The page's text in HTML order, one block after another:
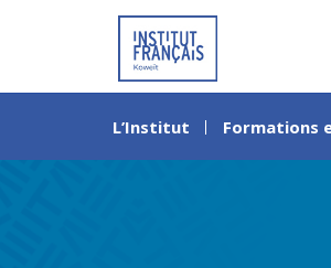
L’Institut Formations